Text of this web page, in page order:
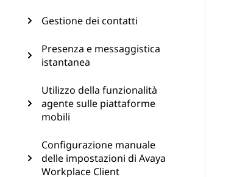
Gestione dei contatti
Presenza e messaggistica
istantanea
Utilizzo della funzionalità
agente sulle piattaforme
mobili
Configurazione manuale
delle impostazioni di Avaya
Workplace Client